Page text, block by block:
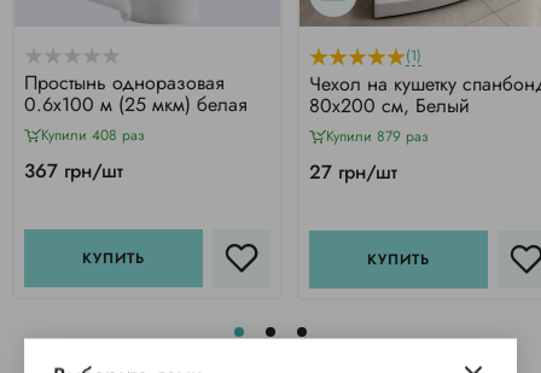
Простынь одноразовая
0.6х100 м (25 мкм) белая
Купили 408 раз
367 грн/шт
КУПИТЬ
(1)
Чехол на кушетку
80х200 см, Белый
Купили 879 раз
27 грн/шт
КУПИТЬ